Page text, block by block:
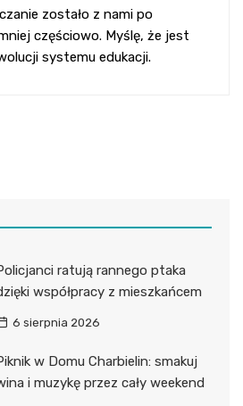
zostało z nami po
częściowo. Myślę, że jest
systemu edukacji.
ratują rannego ptaka
współpracy z mieszkańcem
6 sierpnia 2026
w Domu Charbielin: smakuj
i muzykę przez cały weekend